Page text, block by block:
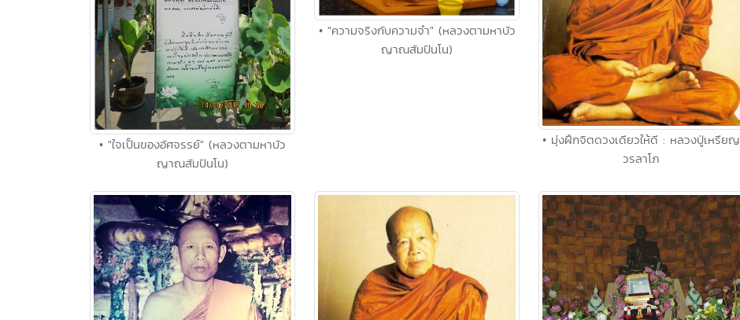
• "ใจเป็นของอัศจรรย์" (หลวงตามหาบัว
ญาณสัมปันโน)
• "ความจริงกับความจำ" (หลวงตามหาบัว
ญาณสัมปันโน)
• มุ่งฝึกจิตดวงเดียวให้ดี : หลวงปู่เหรียญ
วรลาโภ